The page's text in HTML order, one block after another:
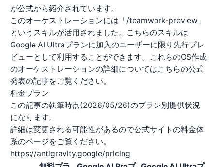
が公式から紹介されています。
このオーケストレーションには「/teamwork-preview」
というスキルが活用されました。こちらのスキルは
Google AI Ultraプランに加入のユーザーに限り先行プレ
ビューとして利用することができます。これらのOS作成
のオーケストレーションの詳細についてはこちらの公式
発表の記事をご覧ください。
料金プラン
この記事の執筆時点(2026/05/26)のプラン別提供状況
になります。
詳細は変更される可能性があるので公式サイトの料金体
系のページをご覧ください。
https://antigravity.google/pricing